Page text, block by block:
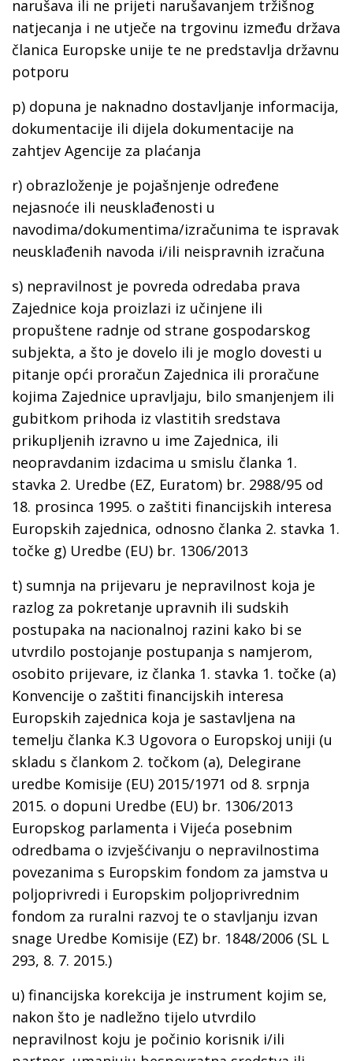
narušava ili ne prijeti narušavanjem tržišnog
natjecanja i ne utječe na trgovinu između država
članica Europske unije te ne predstavlja državnu
potporu
p) dopuna je naknadno dostavljanje informacija,
dokumentacije ili dijela dokumentacije na
zahtjev Agencije za plaćanja
r) obrazloženje je pojašnjenje određene
nejasnoće ili neusklađenosti u
navodima/dokumentima/izračunima te ispravak
neusklađenih navoda i/ili neispravnih izračuna
s) nepravilnost je povreda odredaba prava
Zajednice koja proizlazi iz učinjene ili
propuštene radnje od strane gospodarskog
subjekta, a što je dovelo ili je moglo dovesti u
pitanje opći proračun Zajednica ili proračune
kojima Zajednice upravljaju, bilo smanjenjem ili
gubitkom prihoda iz vlastitih sredstava
prikupljenih izravno u ime Zajednica, ili
neopravdanim izdacima u smislu članka 1.
stavka 2. Uredbe (EZ, Euratom) br. 2988/95 od
18. prosinca 1995. o zaštiti financijskih interesa
Europskih zajednica, odnosno članka 2. stavka 1.
točke g) Uredbe (EU) br. 1306/2013
t) sumnja na prijevaru je nepravilnost koja je
razlog za pokretanje upravnih ili sudskih
postupaka na nacionalnoj razini kako bi se
utvrdilo postojanje postupanja s namjerom,
osobito prijevare, iz članka 1. stavka 1. točke (a)
Konvencije o zaštiti financijskih interesa
Europskih zajednica koja je sastavljena na
temelju članka K.3 Ugovora o Europskoj uniji (u
skladu s člankom 2. točkom (a), Delegirane
uredbe Komisije (EU) 2015/1971 od 8. srpnja
2015. o dopuni Uredbe (EU) br. 1306/2013
Europskog parlamenta i Vijeća posebnim
odredbama o izvješćivanju o nepravilnostima
povezanima s Europskim fondom za jamstva u
poljoprivredi i Europskim poljoprivrednim
fondom za ruralni razvoj te o stavljanju izvan
snage Uredbe Komisije (EZ) br. 1848/2006 (SL L
293, 8. 7. 2015.)
u) financijska korekcija je instrument kojim se,
nakon što je nadležno tijelo utvrdilo
nepravilnost koju je počinio korisnik i/ili